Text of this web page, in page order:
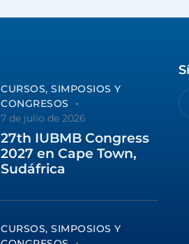
CURSOS, SIMPOSIOS Y
CONGRESOS
7 de julio de 2026
27th IUBMB Congress
2027 en Cape Town,
Sudáfrica
CURSOS, SIMPOSIOS Y